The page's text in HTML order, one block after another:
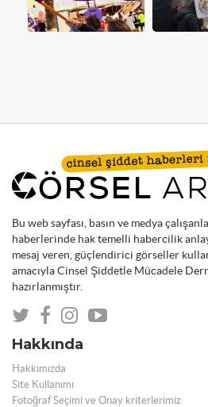
Bu web sayfası, basın ve medya
haberlerinde hak temelli habercilik
mesaj veren, güçlendirici görseller
amacıyla Cinsel Şiddetle Mücadele
hazırlanmıştır.
Hakkında
Hakkımızda
Site Kullanımı
Fotoğraf Seçimi ve Onay kriterlerimiz